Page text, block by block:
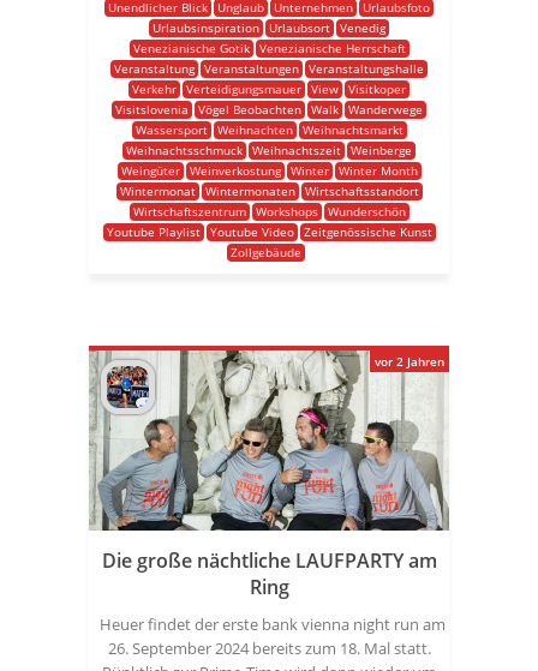
Unendlicher Blick Unglaub Unternehmen
Urlaubsfoto
Urlaubsinspiration
Urlaubsort Venedig
Venezianische Gotik
Venezianische Herrschaft
Veranstaltung Veranstaltungen Veranstaltungshalle
Verkehr Verteidigungsmauer View Visitkoper
Visitslovenia
Vögel Beobachten Walk Wanderwege
Wassersport
Weihnachten
Weihnachtsmarkt
Weihnachtsschmuck Weihnachtszeit Weinberge
Weingüter
Weinverkostung Winter
Winter Month
Wintermonat
Wintermonaten
Wirtschaftsstandort
Wirtschaftszentrum
Workshops
Wunderschön
Youtube Playlist
Youtube Video
Zeitgenössische Kunst
Zollgebäude
Die große nächtliche LAUFPARTY am
Ring
Heuer findet der erste bank vienna night run am
26. September 2024 bereits zum 18. Mal statt.
vor 2 Jahren